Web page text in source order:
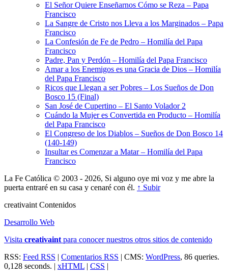
El Señor Quiere Enseñarnos Cómo se Reza – Papa
Francisco
La Sangre de Cristo nos Lleva a los Marginados – Papa
Francisco
La Confesión de Fe de Pedro – Homilía del Papa
Francisco
Padre, Pan y Perdón – Homilía del Papa Francisco
Amar a los Enemigos es una Gracia de Dios – Homilía
del Papa Francisco
Ricos que Llegan a ser Pobres – Los Sueños de Don
Bosco 15 (Final)
San José de Cupertino – El Santo Volador 2
Cuándo la Mujer es Convertida en Producto – Homilía
del Papa Francisco
El Congreso de los Diablos – Sueños de Don Bosco 14
(140-149)
Insultar es Comenzar a Matar – Homilía del Papa
Francisco
La Fe Católica © 2003 - 2026, Si alguno oye mi voz y me abre la
puerta entraré en su casa y cenaré con él. ↑ Subir
creativaint Contenidos
Desarrollo Web
Visita creativaint para conocer nuestros otros sitios de contenido
RSS: Feed RSS | Comentarios RSS | CMS: WordPress, 86 queries.
0,128 seconds. | xHTML | CSS |